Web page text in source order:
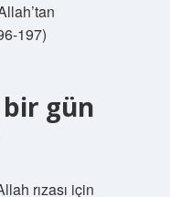
197)
gün
rızası için